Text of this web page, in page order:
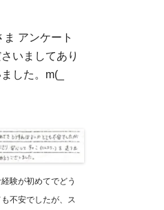
アンケート
いましてあり
した。m(_
験が初めてでどう
不安でしたが、ス